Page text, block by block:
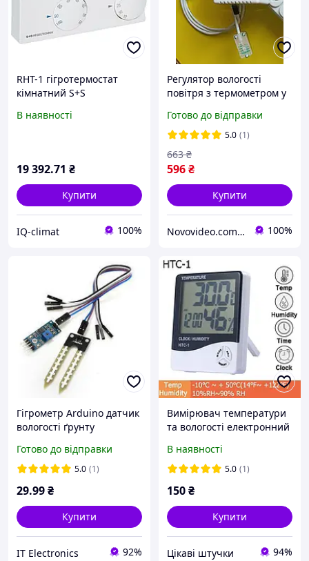
RHT-1 гігротермостат
кімнатний Ѕ+Ѕ
В наявності
19 392.71 ₴
Купити
IQ-climat 100%
Регулятор вологості
повітря з термометром у
для інкубатора, теплиці,
приміщення
Готово до відправки
5.0 (1)
596₴
663 ₴
Купити
Novovideo.com.ua 100%
Гігрометр Arduino датчик
вологості ґрунту
Готово до відправки
5.0 (1)
29.99₴
Купити
IT Electronics 92%
Вимірювач температури
та вологості електронний
дисплеєм, 1/2 шт.
В наявності
5.0 (1)
150₴
Купити
Цікаві штучки 94%